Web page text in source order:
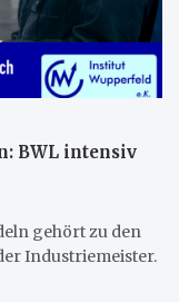
BWL intensiv
gehört zu den
Industriemeister.